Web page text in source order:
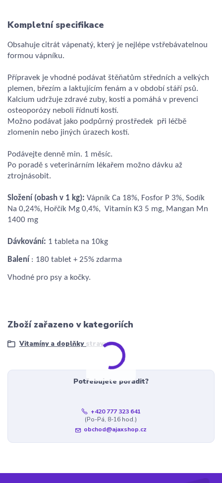
Kompletní specifikace
Obsahuje citrát vápenatý, který je nejlépe vstřebávatelnou
formou vápníku.
Přípravek je vhodné podávat štěňatům středních a velkých
plemen, březím a laktujícím fenám a v období stáří psů.
Kalcium udržuje zdravé zuby, kosti a pomáhá v prevenci
osteoporózy neboli řídnutí kostí.
Možno podávat jako podpůrný prostředek při léčbě
zlomenin nebo jiných úrazech kostí.
Podávejte denně min. 1 měsíc.
Po poradě s veterinárním lékařem možno dávku až
ztrojnásobit.
Složení (obash v 1 kg): Vápník Ca 18%, Fosfor P 3%, Sodík
Na 0,24%, Hořčík Mg 0,4%, Vitamín K3 5 mg, Mangan Mn
1400 mg
Dávkování: 1 tableta na 10kg
Balení : 180 tablet + 25% zdarma
Vhodné pro psy a kočky.
Zboží zařazeno v kategoriích
Vitamíny a doplňky stravy
Potřebujete poradit?
+420 777 323 641
(Po-Pá, 8-16 hod.)
obchod@ajaxshop.cz